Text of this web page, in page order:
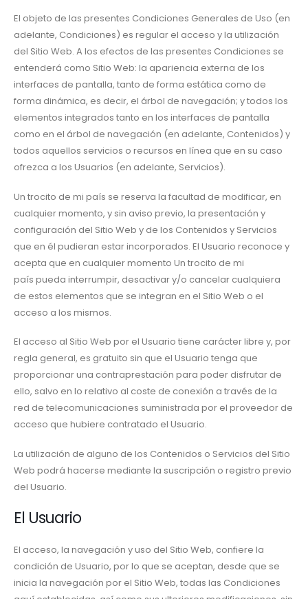
El objeto de las presentes Condiciones Generales de Uso (en
adelante, Condiciones) es regular el acceso y la utilización
del Sitio Web. A los efectos de las presentes Condiciones se
entenderá como Sitio Web: la apariencia externa de los
interfaces de pantalla, tanto de forma estática como de
forma dinámica, es decir, el árbol de navegación; y todos los
elementos integrados tanto en los interfaces de pantalla
como en el árbol de navegación (en adelante, Contenidos) y
todos aquellos servicios o recursos en línea que en su caso
ofrezca a los Usuarios (en adelante, Servicios).
Un trocito de mi país se reserva la facultad de modificar, en
cualquier momento, y sin aviso previo, la presentación y
configuración del Sitio Web y de los Contenidos y Servicios
que en él pudieran estar incorporados. El Usuario reconoce y
acepta que en cualquier momento Un trocito de mi
país pueda interrumpir, desactivar y/o cancelar cualquiera
de estos elementos que se integran en el Sitio Web o el
acceso a los mismos.
El acceso al Sitio Web por el Usuario tiene carácter libre y, por
regla general, es gratuito sin que el Usuario tenga que
proporcionar una contraprestación para poder disfrutar de
ello, salvo en lo relativo al coste de conexión a través de la
red de telecomunicaciones suministrada por el proveedor de
acceso que hubiere contratado el Usuario.
La utilización de alguno de los Contenidos o Servicios del Sitio
Web podrá hacerse mediante la suscripción o registro previo
del Usuario.
El Usuario
El acceso, la navegación y uso del Sitio Web, confiere la
condición de Usuario, por lo que se aceptan, desde que se
inicia la navegación por el Sitio Web, todas las Condiciones